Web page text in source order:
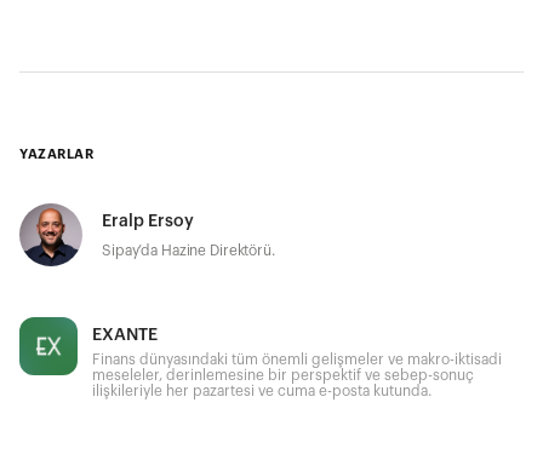
YAZARLAR
Eralp Ersoy
Sipay’da Hazine Direktörü.
EXANTE
Finans dünyasındaki tüm önemli gelişmeler ve makro-iktisadi
meseleler, derinlemesine bir perspektif ve sebep-sonuç
ilişkileriyle her pazartesi ve cuma e-posta kutunda.